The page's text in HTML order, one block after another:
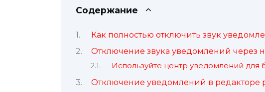
Содержание
Как полностью отключить звук
Отключение звука уведомлений через
Используйте центр уведомлений для
Отключение уведомлений в редакторе